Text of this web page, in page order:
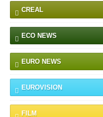
CREAL
ECO NEWS
EURO NEWS
EUROVISION
FILM